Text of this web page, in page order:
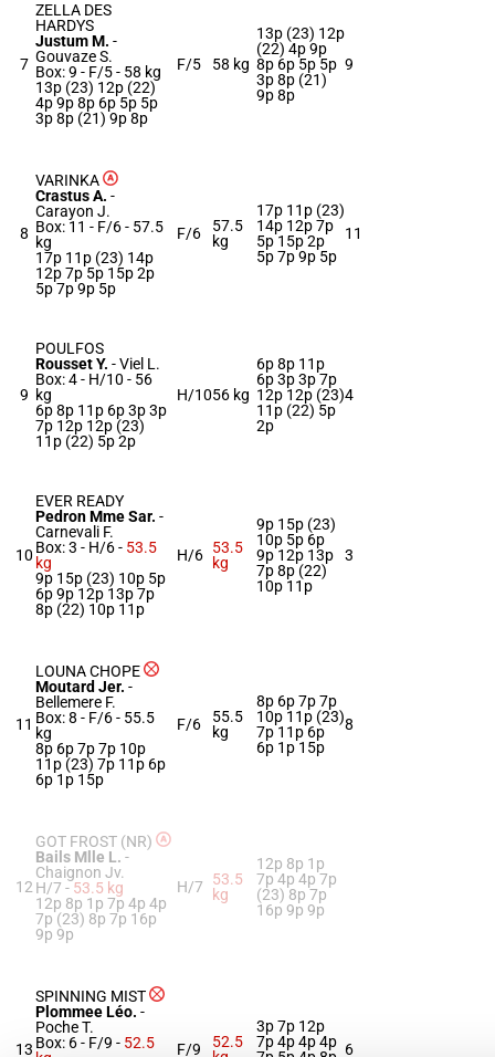
7
ZELLA DES
HARDYS
Justum M. -
Gouvaze S.
Box: 9 - F/5 - 58 kg
13p (23) 12p (22)
4p 9p 8p 6p 5p 5p
3p 8p (21) 9p 8p
F/5 58 kg
13p (23) 12p
(22) 4p 9p
8p 6p 5p 5p
3p 8p (21)
9p 8p
9
8
VARINKA
Crastus A. -
Carayon J.
Box: 11 - F/6 - 57.5
kg
17p 11p (23) 14p
12p 7p 5p 15p 2p
5p 7p 9p 5p
F/6
57.5
kg
17p 11p (23)
14p 12p 7p
5p 15p 2p
5p 7p 9p 5p
11
9
POULFOS
Rousset Y. -Viel L.
Box: 4 - H/10 - 56
kg
6p 8p 11p 6p 3p 3p
7p 12p 12p (23)
11p (22) 5p 2p
H/1056 kg
6p 8p 11p
6p 3p 3p 7p
12p 12p (23)
11p (22) 5p
2p
4
10
EVER READY
Pedron Mme Sar. -
Carnevali F.
Box: 3 - H/6 - 53.5
kg
9p 15p (23) 10p 5p
6p 9p 12p 13p 7p
8p (22) 10p 11p
H/6 53.5
kg
9p 15p (23)
10p 5p 6p
9p 12p 13p
7p 8p (22)
10p 11p
3
11
LOUNA CHOPE
Moutard Jer. -
Bellemere F.
Box: 8 - F/6 - 55.5
kg
8p 6p 7p 7p 10p
11p (23) 7p 11p 6p
6p 1p 15p
F/6
55.5
kg
8p 6p 7p 7p
10p 11p (23)
7p 11p 6p
6p 1p 15p
8
12
GOT FROST (NR)
Bails Mlle L. -
Chaignon Jv.
H/7 - 53.5 kg
12p 8p 1p 7p 4p 4p
7p (23) 8p 7p 16p
9p 9p
H/7
53.5
kg
12p 8p 1p
7p 4p 4p 7p
(23) 8p 7p
16p 9p 9p
13
SPINNING MIST
Plommee Léo. -
Poche T.
Box: 6 - F/9 - 52.5
F/9
52.5
3p 7p 12p
7p 4p 4p 4p 6